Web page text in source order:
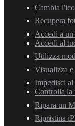
Cambia
Recupera
Accedi a
Accedi al
Utilizza
Visualizza
Impedisci
Controlla la
Ripara un
Ripristina